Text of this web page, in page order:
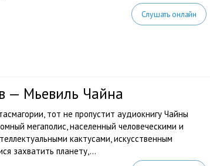
Слушать онлайн
— Мьевиль Чайна
тот не пропустит аудиокнигу Чайны
мегаполис, населенный человеческими и
кактусами, искусственным
захватить планету,...